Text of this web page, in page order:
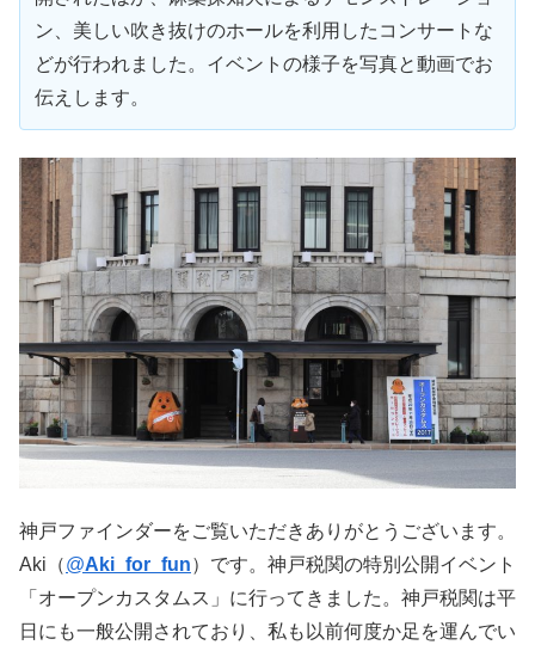
ン、美しい吹き抜けのホールを利用したコンサートな
どが行われました。イベントの様子を写真と動画でお
伝えします。
神戸ファインダーをご覧いただきありがとうございます。
Aki（@Aki_for_fun）です。神戸税関の特別公開イベント
「オープンカスタムス」に行ってきました。神戸税関は平
日にも一般公開されており、私も以前何度か足を運んでい